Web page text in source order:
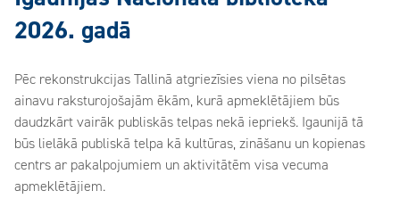
2026. gadā
Pēc rekonstrukcijas Tallinā atgriezīsies viena no pilsētas
ainavu raksturojošajām ēkām, kurā apmeklētājiem būs
daudzkārt vairāk publiskās telpas nekā iepriekš. Igaunijā tā
būs lielākā publiskā telpa kā kultūras, zināšanu un kopienas
centrs ar pakalpojumiem un aktivitātēm visa vecuma
apmeklētājiem.